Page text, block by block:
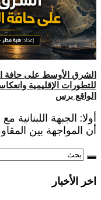
الشرق الأوسط على حافة
للتطورات الإقليمية
الواقع برس
أولا: الجبهة اللبنانية
أن المواجهة بين
اخر الأخبار